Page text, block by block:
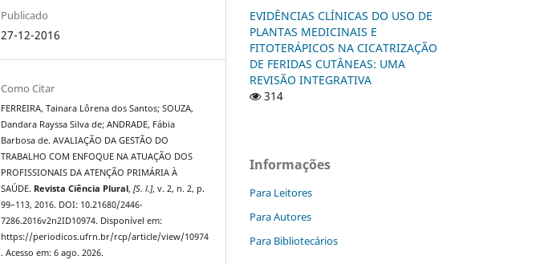
Publicado
27-12-2016
Como Citar
FERREIRA, Tainara Lôrena dos Santos; SOUZA,
Dandara Rayssa Silva de; ANDRADE, Fábia
Barbosa de. AVALIAÇÃO DA GESTÃO DO
TRABALHO COM ENFOQUE NA ATUAÇÃO DOS
PROFISSIONAIS DA ATENÇÃO PRIMÁRIA À
SAÚDE. Revista Ciência Plural,[S. l.], v. 2, n. 2, p.
99–113, 2016. DOI: 10.21680/2446-
7286.2016v2n2ID10974. Disponível em:
https://periodicos.ufrn.br/rcp/article/view/10974
. Acesso em: 6 ago. 2026.
EVIDÊNCIAS CLÍNICAS DO USO DE
PLANTAS MEDICINAIS E
FITOTERÁPICOS NA CICATRIZAÇÃO
DE FERIDAS CUTÂNEAS: UMA
REVISÃO INTEGRATIVA
314
Informações
Para Leitores
Para Autores
Para Bibliotecários